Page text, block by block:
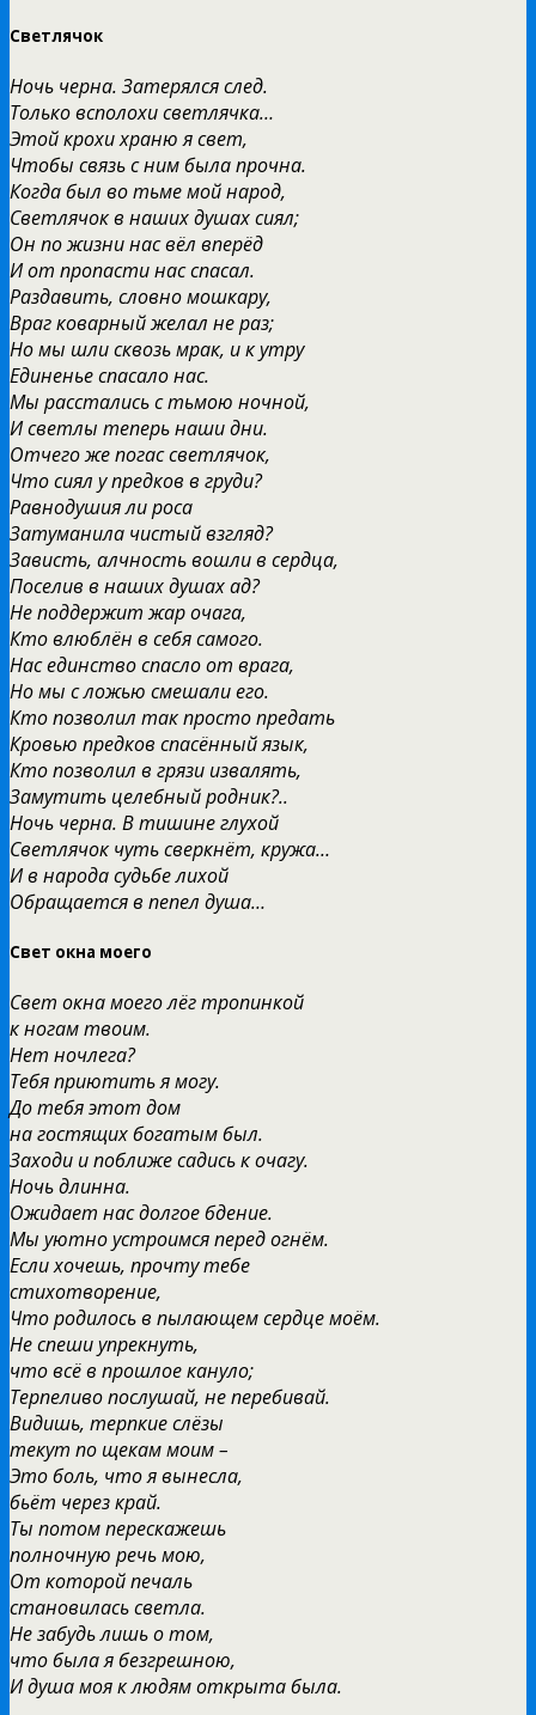
Светлячок
Ночь черна. Затерялся след.
Только всполохи светлячка…
Этой крохи храню я свет,
Чтобы связь с ним была прочна.
Когда был во тьме мой народ,
Светлячок в наших душах сиял;
Он по жизни нас вёл вперёд
И от пропасти нас спасал.
Раздавить, словно мошкару,
Враг коварный желал не раз;
Но мы шли сквозь мрак, и к утру
Единенье спасало нас.
Мы расстались с тьмою ночной,
И светлы теперь наши дни.
Отчего же погас светлячок,
Что сиял у предков в груди?
Равнодушия ли роса
Затуманила чистый взгляд?
Зависть, алчность вошли в сердца,
Поселив в наших душах ад?
Не поддержит жар очага,
Кто влюблён в себя самого.
Нас единство спасло от врага,
Но мы с ложью смешали его.
Кто позволил так просто предать
Кровью предков спасённый язык,
Кто позволил в грязи извалять,
Замутить целебный родник?..
Ночь черна. В тишине глухой
Светлячок чуть сверкнёт, кружа…
И в народа судьбе лихой
Обращается в пепел душа…
Свет окна моего
Свет окна моего лёг тропинкой
к ногам твоим.
Нет ночлега?
Тебя приютить я могу.
До тебя этот дом
на гостящих богатым был.
Заходи и поближе садись к очагу.
Ночь длинна.
Ожидает нас долгое бдение.
Мы уютно устроимся перед огнём.
Если хочешь, прочту тебе
стихотворение,
Что родилось в пылающем сердце моём.
Не спеши упрекнуть,
что всё в прошлое кануло;
Терпеливо послушай, не перебивай.
Видишь, терпкие слёзы
текут по щекам моим –
Это боль, что я вынесла,
бьёт через край.
Ты потом перескажешь
полночную речь мою,
От которой печаль
становилась светла.
Не забудь лишь о том,
что была я безгрешною,
И душа моя к людям открыта была.